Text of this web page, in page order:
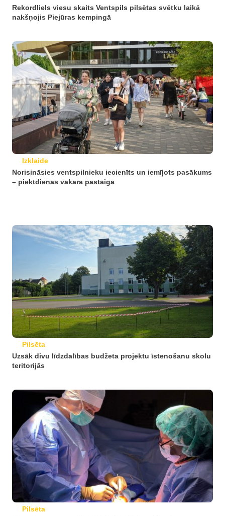
Rekordliels viesu skaits Ventspils pilsētas svētku laikā
nakšņojis Piejūras kempingā
Izklaide
Norisināsies ventspilnieku iecienīts un iemīļots pasākums
– piektdienas vakara pastaiga
Pilsēta
Uzsāk divu līdzdalības budžeta projektu īstenošanu skolu
teritorijās
Pilsēta